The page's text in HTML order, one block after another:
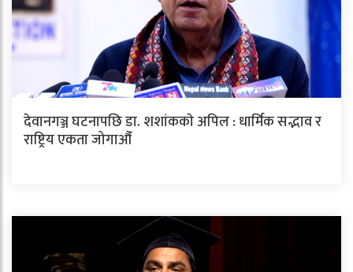
देवानगञ्ज घटनापछि डा. शशांककाे अपिल : धार्मिक सद्भाव र
राष्ट्रिय एकता जोगाऔँ